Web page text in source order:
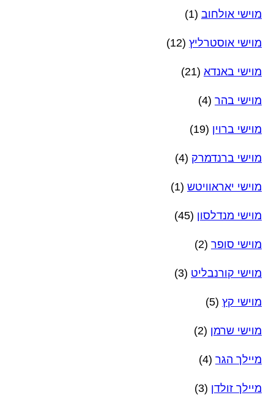
מוישי אולחוב (1)
מוישי אוסטרליץ (12)
מוישי באנדא (21)
מוישי בהר (4)
מוישי ברוין (19)
מוישי ברנדמרק (4)
מוישי יאראוויטש (1)
מוישי מנדלסון (45)
מוישי סופר (2)
מוישי קורנבליט (3)
מוישי קץ (5)
מוישי שרמן (2)
מיילך הגר (4)
מיילך זולדן (3)